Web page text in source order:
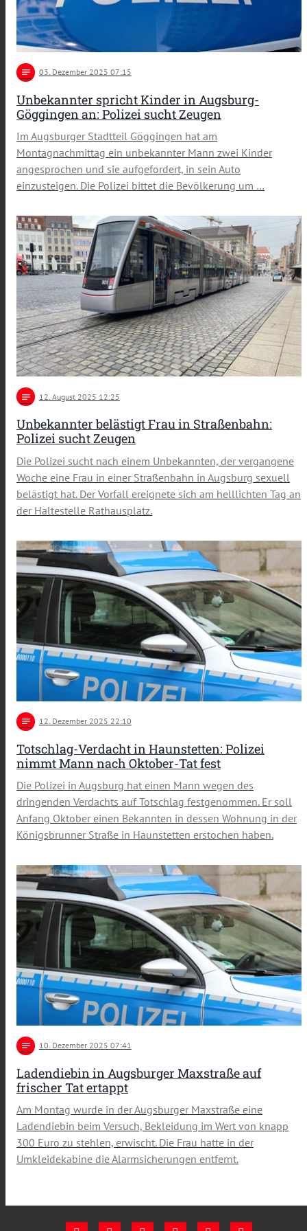
notes 03. Dezember 2025 07:15
Unbekannter spricht Kinder in Augsburg-
Göggingen an: Polizei sucht Zeugen
Im Augsburger Stadtteil Göggingen hat am
Montagnachmittag ein unbekannter Mann zwei Kinder
angesprochen und sie aufgefordert, in sein Auto
einzusteigen. Die Polizei bittet die Bevölkerung um …
notes 12 . August 2025 12:25
Unbekannter belästigt Frau in Straßenbahn:
Polizei sucht Zeugen
Die Polizei sucht nach einem Unbekannten, der vergangene
Woche eine Frau in einer Straßenbahn in Augsburg sexuell
belästigt hat. Der Vorfall ereignete sich am helllichten Tag an
der Haltestelle Rathausplatz.
notes 12. Dezember 2025 22:10
Totschlag-Verdacht in Haunstetten: Polizei
nimmt Mann nach Oktober-Tat fest
Die Polizei in Augsburg hat einen Mann wegen des
dringenden Verdachts auf Totschlag festgenommen. Er soll
Anfang Oktober einen Bekannten in dessen Wohnung in der
Königsbrunner Straße in Haunstetten erstochen haben.
notes 10. Dezember 2025 07:41
Ladendiebin in Augsburger Maxstraße auf
frischer Tat ertappt
Am Montag wurde in der Augsburger Maxstraße eine
Ladendiebin beim Versuch, Bekleidung im Wert von knapp
300 Euro zu stehlen, erwischt. Die Frau hatte in der
Umkleidekabine die Alarmsicherungen entfernt.